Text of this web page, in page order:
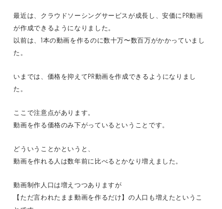
最近は、クラウドソーシングサービスが成長し、安価にPR動画
が作成できるようになりました。
以前は、1本の動画を作るのに数十万〜数百万がかかっていまし
た。
いまでは、価格を抑えてPR動画を作成できるようになりまし
た。
ここで注意点があります。
動画を作る価格のみ下がっているということです。
どういうことかというと、
動画を作れる人は数年前に比べるとかなり増えました。
動画制作人口は増えつつありますが
【ただ言われたまま動画を作るだけ】の人口も増えたというこ